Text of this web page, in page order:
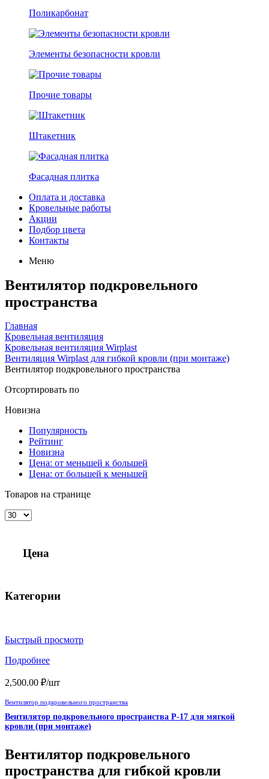
Поликарбонат
Элементы безопасности кровли
Прочие товары
Штакетник
Фасадная плитка
Оплата и доставка
Кровельные работы
Акции
Подбор цвета
Контакты
Меню
Вентилятор подкровельного
пространства
Главная
Кровельная вентиляция
Кровельная вентиляция Wirplast
Вентиляция Wirplast для гибкой кровли (при монтаже)
Вентилятор подкровельного пространства
Отсортировать по
Новизна
Популярность
Рейтинг
Новизна
Цена: от меньшей к большей
Цена: от большей к меньшей
Товаров на странице
Цена
Категории
Быстрый просмотр
Подробнее
2,500.00 ₽/шт
Вентилятор подкровельного пространства
Вентилятор подкровельного пространства P-17 для мягкой
кровли (при монтаже)
Вентилятор подкровельного
пространства для гибкой кровли